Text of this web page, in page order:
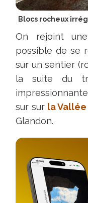
un
autre
parking
à
3km
du
parking
annoncé.
Cassie
—
:
Cette
semaine
Blocs rocheux
On rejoint
possible de se
sur un sentier
la suite du
sur sur la
Glandon.